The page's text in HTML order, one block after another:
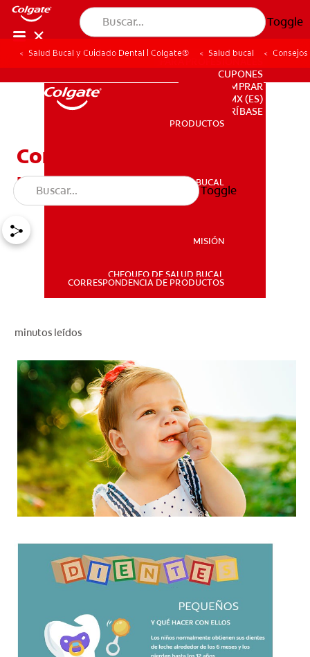
Toggle
PRODUCTOS
SALUD BUCAL
PARA PROFESIONALES
CUPONES
DONDE COMPRAR
MX (ES)
PARA PROFESIONALES
CUPONES
DONDE COMPRAR
MX (ES)
SUSCRÍBASE
PRODUCTOS
SALUD BUCAL
MISIÓN
CHEQUEO DE SALUD BUCAL
CORRESPONDENCIA DE PRODUCTOS
Toggle
Salud Bucal y Cuidado Dental | Colgate® Salud bucal
Consejos de Salud bucal
para Niños
minutos leídos